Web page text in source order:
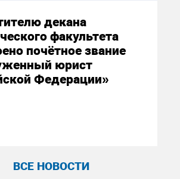
декана
факультета
почётное звание
юрист
Федерации»
ВСЕ НОВОСТИ